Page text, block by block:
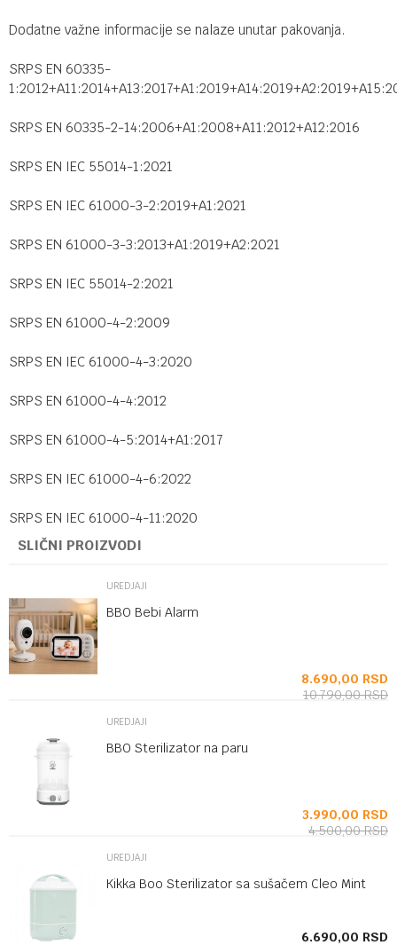
Dodatne važne informacije se nalaze unutar pakovanja.
SRPS EN 60335-
SRPS EN 60335-2-14:2006+A1:2008+A11:2012+A12:2016
SRPS EN IEC 55014-1:2021
SRPS EN IEC 61000-3-2:2019+A1:2021
SRPS EN 61000-3-3:2013+A1:2019+A2:2021
SRPS EN IEC 55014-2:2021
SRPS EN 61000-4-2:2009
SRPS EN IEC 61000-4-3:2020
SRPS EN 61000-4-4:2012
SRPS EN 61000-4-5:2014+A1:2017
SRPS EN IEC 61000-4-6:2022
SRPS EN IEC 61000-4-11:2020
SLIČNI PROIZVODI
UREDJAJI
BBO Bebi Alarm
8.690,00 RSD
10.790,00RSD
UREDJAJI
BBO Sterilizator na paru
3.990,00 RSD
4.500,00RSD
UREDJAJI
Kikka Boo Sterilizator sa sušačem Cleo Mint
6.690,00 RSD